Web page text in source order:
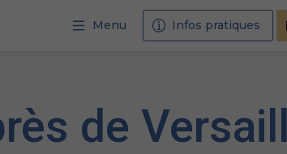
Menu Infos pratiques
de